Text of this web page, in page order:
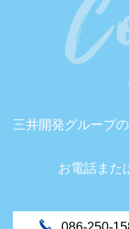
三井開発グループ
お電話また